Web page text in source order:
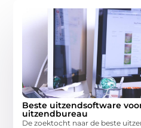
Beste uitzendsoftware
uitzendbureau
De zoektocht naar de beste